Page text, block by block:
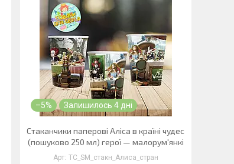
–5% Залишилось 4 дні
Стаканчики паперові Аліса в країні чудес
(пошуково 250 мл) герої — малорум'янкі
ТС_SM_стакн_Алиса_стран